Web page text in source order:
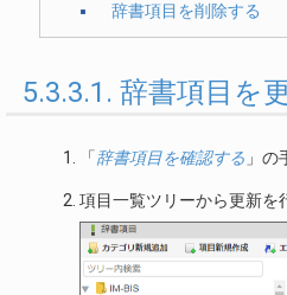
辞書項目を削除する
5.3.3.1. 辞書項目を
「辞書項目を確認する 」
項目一覧ツリーから更新を